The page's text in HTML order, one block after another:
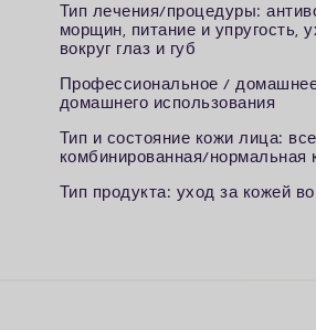
Тип лечения/процедуры:
морщин, питание и упругость,
вокруг глаз и губ
Профессиональное /
домашнего использования
Тип и состояние кожи лица:
комбинированная/нормальная
Тип продукта: уход за кожей